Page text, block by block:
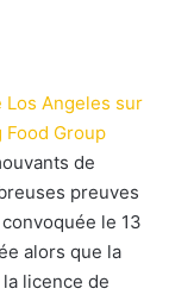
Angeles sur
Group
de
preuves
le 13
alors que la
licence de